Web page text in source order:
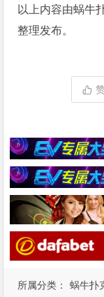
所属分类：